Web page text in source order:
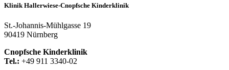
Klinik Hallerwiese-Cnopfsche Kinderklinik
St.-Johannis-Mühlgasse 19
90419 Nürnberg
Cnopfsche Kinderklinik
Tel.: +49 911 3340-02